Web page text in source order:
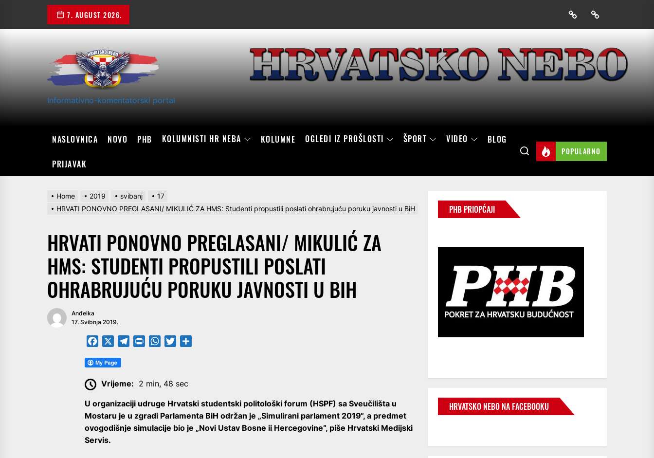
the
7. AUGUST 2026. PrijavakSkini
mobilnu
Hrvatskog
neba
Informativno-komentatorski portal
NASLOVNICA NOVO PHB KOLUMNISTI HR NEBA KOLUMNE OGLEDI IZ PROŠLOSTI ŠPORT VIDEO BLOG
PRIJAVAK
POPULARNO
Home 2019 svibanj
17
HRVATI PONOVNO PREGLASANI/ MIKULIĆ ZA HMS: Studenti propustili poslati ohrabrujuću poruku javnosti u BiH
HRVATI PONOVNO PREGLASANI/ MIKULIĆ ZA
HMS: STUDENTI PROPUSTILI POSLATI
OHRABRUJUĆU PORUKU JAVNOSTI U BIH
Anđelka
17. Svibnja 2019.
FacebookTelegramPrintFriendly
WhatsApp
Twitter
Vrijeme: 2 min, 48 sec
U organizaciji udruge Hrvatski studentski politološki forum (HSPF) sa Sveučilišta u
Mostaru je u zgradi Parlamenta BiH održan je „Simulirani parlament 2019“, a predmet
ovogodišnje simulacije bio je „Novi Ustav Bosne ii Hercegovine“, piše Hrvatski Medijski
Servis.
PHB PRIOPĆAJI
HRVATSKO NEBO NA FACEBOOKU